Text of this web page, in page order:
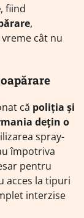
, fiind
,
cât nu
că poliția și
dețin o
spray-
împotriva
pentru
acces la tipuri
interzise